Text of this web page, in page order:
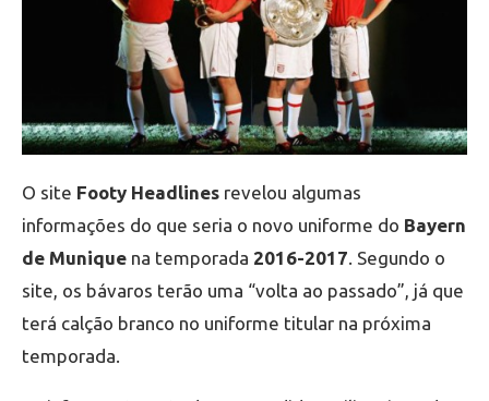
O site Footy Headlines revelou algumas
informações do que seria o novo uniforme do Bayern
de Munique na temporada 2016-2017. Segundo o
site, os bávaros terão uma “volta ao passado”, já que
terá calção branco no uniforme titular na próxima
temporada.